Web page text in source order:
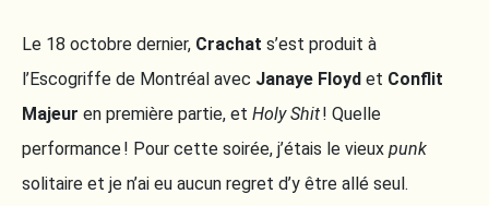
Le 18 octobre dernier, Crachat s’est produit à
l’Escogriffe de Montréal avec Janaye Floyd et Conflit
Majeur en première partie, et Holy Shit! Quelle
performance ! Pour cette soirée, j’étais le vieux punk
solitaire et je n’ai eu aucun regret d’y être allé seul.